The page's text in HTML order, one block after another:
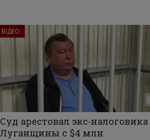
ВІДЕО
Суд арестовал экс-налоговика
Луганщины с $4 млн